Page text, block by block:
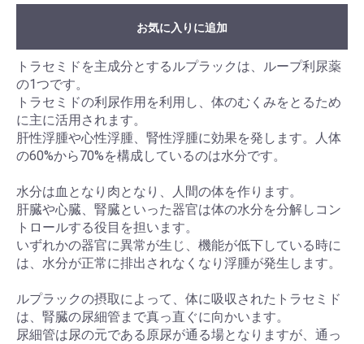
お気に入りに追加
トラセミドを主成分とするルプラックは、ループ利尿薬
の1つです。
トラセミドの利尿作用を利用し、体のむくみをとるため
に主に活用されます。
肝性浮腫や心性浮腫、腎性浮腫に効果を発します。人体
の60%から70%を構成しているのは水分です。
水分は血となり肉となり、人間の体を作ります。
肝臓や心臓、腎臓といった器官は体の水分を分解しコン
トロールする役目を担います。
いずれかの器官に異常が生じ、機能が低下している時に
は、水分が正常に排出されなくなり浮腫が発生します。
ルプラックの摂取によって、体に吸収されたトラセミド
は、腎臓の尿細管まで真っ直ぐに向かいます。
尿細管は尿の元である原尿が通る場となりますが、通っ